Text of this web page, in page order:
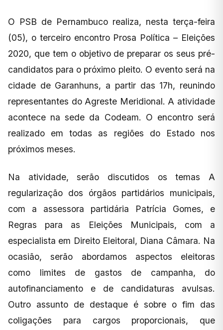
O PSB de Pernambuco realiza, nesta terça-feira
(05), o terceiro encontro Prosa Política – Eleições
2020, que tem o objetivo de preparar os seus pré-
candidatos para o próximo pleito. O evento será na
cidade de Garanhuns, a partir das 17h, reunindo
representantes do Agreste Meridional. A atividade
acontece na sede da Codeam. O encontro será
realizado em todas as regiões do Estado nos
próximos meses.
Na atividade, serão discutidos os temas A
regularização dos órgãos partidários municipais,
com a assessora partidária Patrícia Gomes, e
Regras para as Eleições Municipais, com a
especialista em Direito Eleitoral, Diana Câmara. Na
ocasião, serão abordamos aspectos eleitoras
como limites de gastos de campanha, do
autofinanciamento e de candidaturas avulsas.
Outro assunto de destaque é sobre o fim das
coligações para cargos proporcionais, que